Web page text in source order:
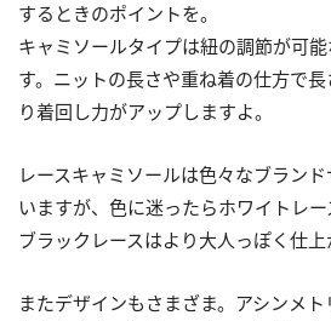
するときのポイントを。
キャミソールタイプは紐の調節が可
す。ニットの長さや重ね着の仕方で
り着回し力がアップしますよ。
レースキャミソールは色々なブラン
いますが、色に迷ったらホワイトレー
ブラックレースはより大人っぽく仕上
またデザインもさまざま。アシンメ